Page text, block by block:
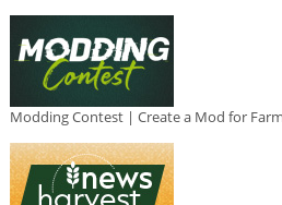
Modding Contest | Create a Mod for